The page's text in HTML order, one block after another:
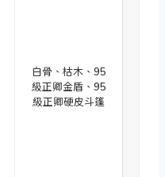
白骨、枯木、95
級正卿金盾、95
級正卿硬皮斗篷